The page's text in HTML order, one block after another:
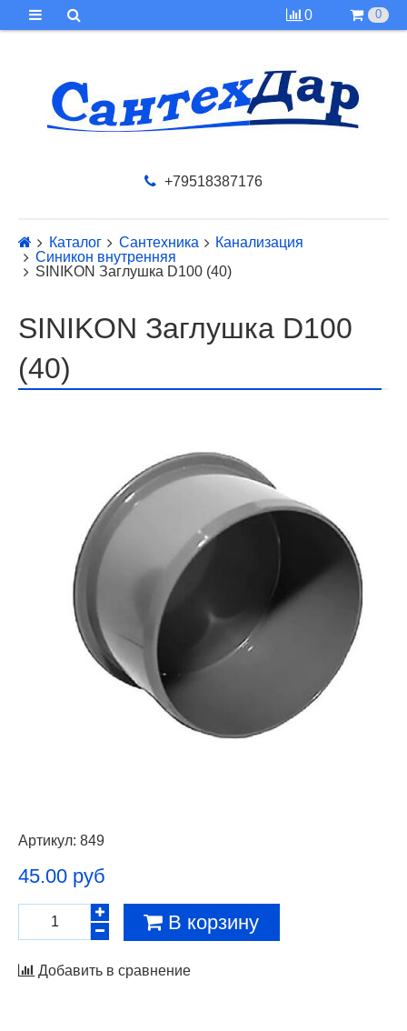
0 0
+79518387176
Каталог Сантехника
Канализация
Синикон внутренняя
SINIKON Заглушка D100 (40)
SINIKON Заглушка D100
(40)
Артикул: 849
45.00 руб
В корзину
Добавить в сравнение